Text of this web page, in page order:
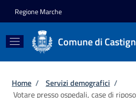
Regione Marche
Comune di
Briciole di pane
Home / Servizi demografici /
Votare presso ospedali, case di